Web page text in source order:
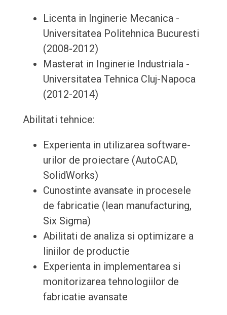
Licenta in Inginerie Mecanica -
Universitatea Politehnica Bucuresti
(2008-2012)
Masterat in Inginerie Industriala -
Universitatea Tehnica Cluj-Napoca
(2012-2014)
Abilitati tehnice:
Experienta in utilizarea software-
urilor de proiectare (AutoCAD,
SolidWorks)
Cunostinte avansate in procesele
de fabricatie (lean manufacturing,
Six Sigma)
Abilitati de analiza si optimizare a
liniilor de productie
Experienta in implementarea si
monitorizarea tehnologiilor de
fabricatie avansate